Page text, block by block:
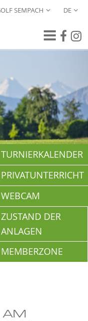
SEMPACH DE
TURNIERKALENDER
PRIVATUNTERRICHT
WEBCAM
ZUSTAND DER
ANLAGEN
MEMBERZONE
AM